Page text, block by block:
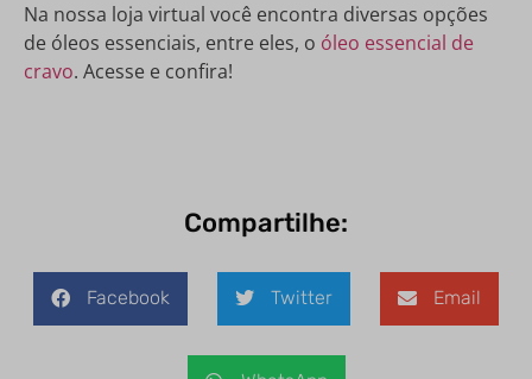
Na nossa loja virtual você encontra diversas opções
de óleos essenciais, entre eles, o óleo essencial de
cravo. Acesse e confira!
Compartilhe:
Facebook Twitter Email